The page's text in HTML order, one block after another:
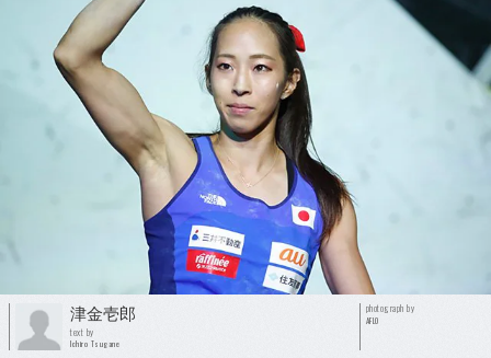
津金壱郎
text by
Ichiro Tsugane
photograph by
AFLO